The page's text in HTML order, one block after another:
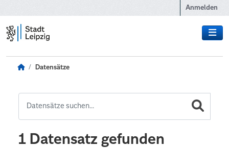
Anmelden
Datensätze
1 Datensatz gefunden